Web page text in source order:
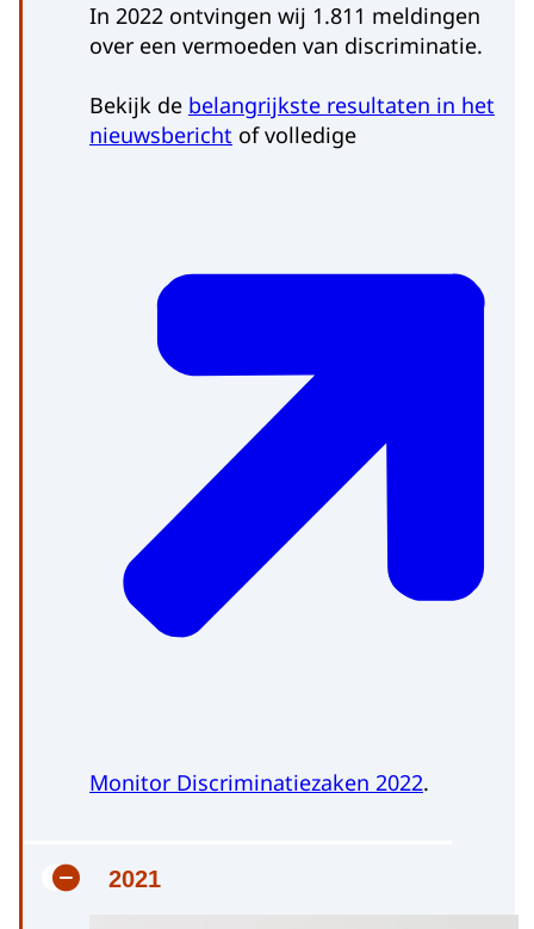
In 2022 ontvingen wij 1.811 meldingen
over een vermoeden van discriminatie.
Bekijk de belangrijkste resultaten in het
nieuwsbericht of volledige
Monitor Discriminatiezaken 2022.
2021